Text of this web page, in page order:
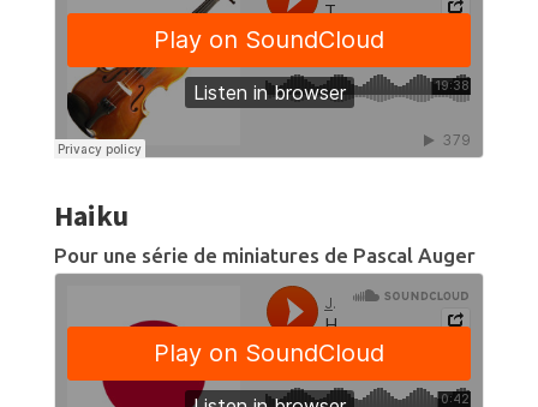
Haiku
Pour une série de miniatures de Pascal Auger